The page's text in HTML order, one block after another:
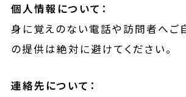
個人情報について：
身に覚えのない電話や訪問者へご
の提供は絶対に避けてください。
連絡先について：